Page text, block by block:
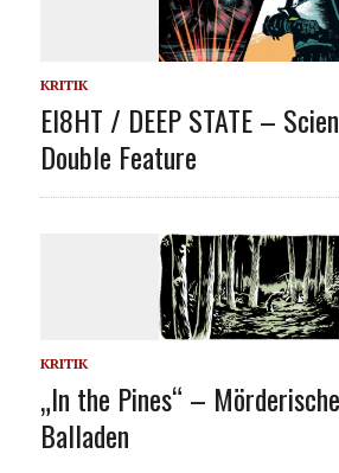
KRITIK
EI8HT / DEEP STATE –
Double Feature
KRITIK
„In the Pines“ –
Balladen